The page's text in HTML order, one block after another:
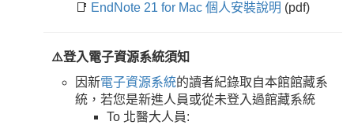
📑 EndNote 21 for Mac 個人安裝說明 (pdf)
⚠️登入電子資源系統須知
因新電子資源系統的讀者紀錄取自本館館藏系
統，若您是新進人員或從未登入過館藏系統
To 北醫大人員: